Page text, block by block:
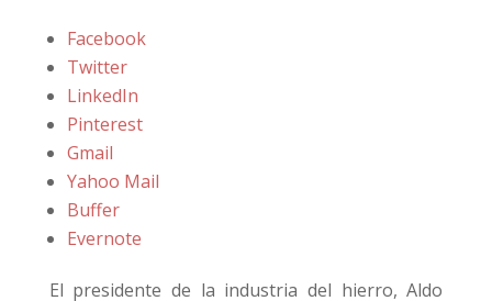
Facebook
Twitter
LinkedIn
Pinterest
Gmail
Yahoo Mail
Buffer
Evernote
El presidente de la industria del hierro, Aldo